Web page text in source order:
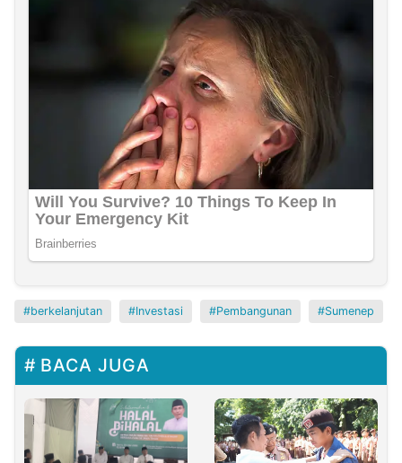
berkelanjutan Investasi Pembangunan Sumenep
BACA JUGA